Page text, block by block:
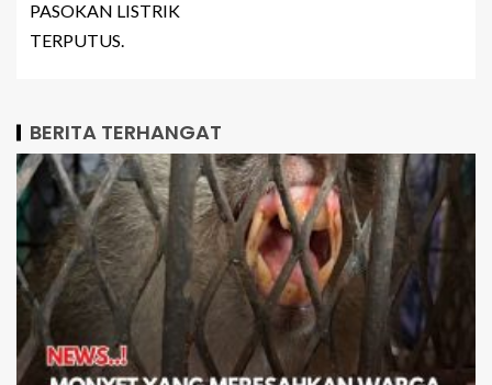
PASOKAN LISTRIK
TERPUTUS.
BERITA TERHANGAT